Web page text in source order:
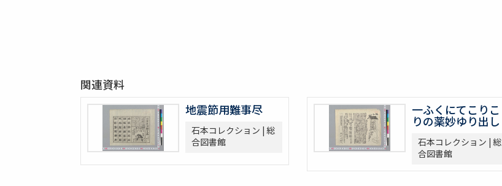
関連資料
地震節用難事尽
石本コレクション | 総
合図書館
一ふくにてこりこ
りの薬妙ゆり出し
石本コレクション | 総
合図書館